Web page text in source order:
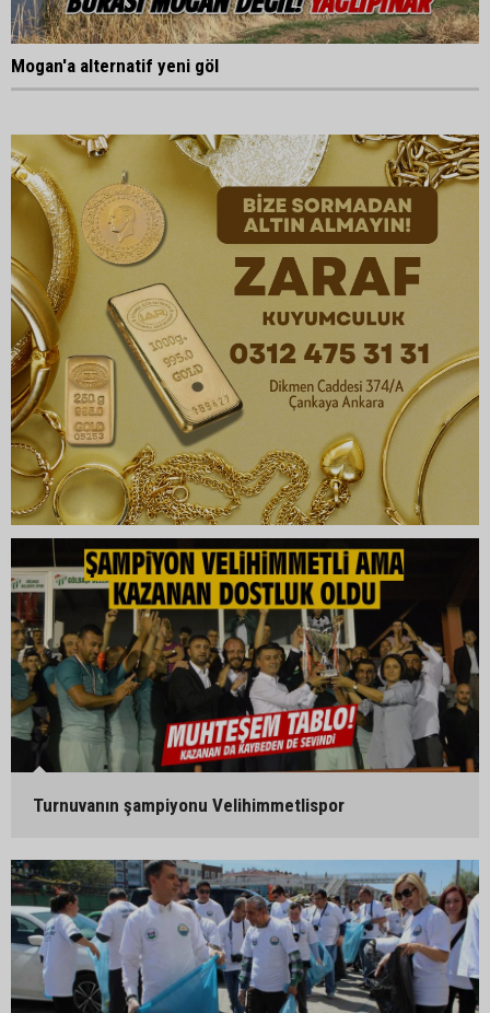
Mogan'a alternatif yeni göl
Turnuvanın şampiyonu Velihimmetlispor